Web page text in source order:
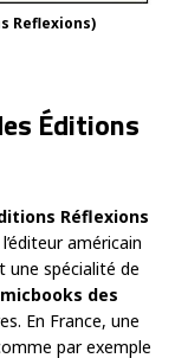
Reflexions)
Éditions
Réflexions
américain
une spécialité de
des
En France, une
par exemple